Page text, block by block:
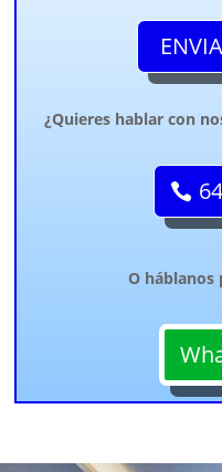
¿Quieres hablar con
O háblanos